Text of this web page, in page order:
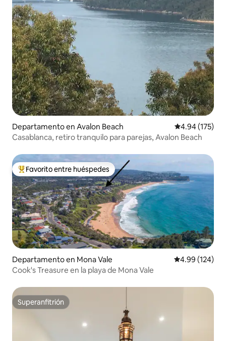
Departamento en Avalon Beach Calificación
4.94 (175)
Casablanca, retiro tranquilo para parejas, Avalon Beach
De los mejores en Favorito entre huéspedes
Favorito entre huéspedes
Departamento en Mona Vale Calificación
4.99 (124)
Cook's Treasure en la playa de Mona Vale
Superanfitrión
Superanfitrión